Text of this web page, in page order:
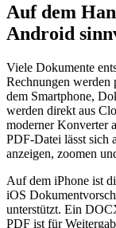
Auf dem
Android
Viele Dokumente
Rechnungen werden
dem Smartphone,
werden direkt aus
moderner Konverter
PDF-Datei lässt sich
anzeigen, zoomen
Auf dem iPhone ist
iOS
unterstützt. Ein
PDF ist für